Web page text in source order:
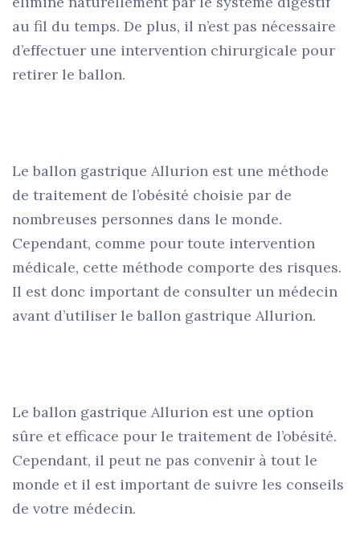
au fil du temps. De plus, il n’est pas nécessaire
d’effectuer une intervention chirurgicale pour
retirer le ballon.
Le ballon gastrique Allurion est une méthode
de traitement de l’obésité choisie par de
nombreuses personnes dans le monde.
Cependant, comme pour toute intervention
médicale, cette méthode comporte des risques.
Il est donc important de consulter un médecin
avant d’utiliser le ballon gastrique Allurion.
Le ballon gastrique Allurion est une option
sûre et efficace pour le traitement de l’obésité.
Cependant, il peut ne pas convenir à tout le
monde et il est important de suivre les conseils
de votre médecin.